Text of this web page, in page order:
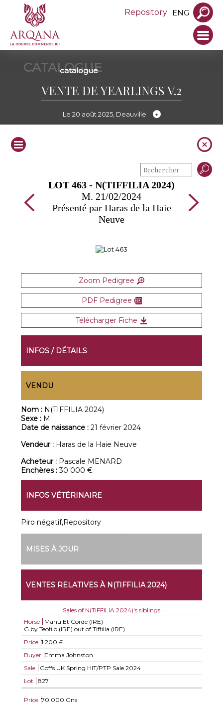
Repository ENG
CATALOGUE
catalogue
VENTE DE YEARLINGS V.2
Le 20 août 2025, Deauville
LOT 463 - N(TIFFILIA 2024)
M. 21/02/2024
Présenté par Haras de la Haie
Neuve
Zoom Pedigree
PDF Pedigree
Télécharger Fiche
INFOS / DÉTAILS
VENDU
Nom : N(TIFFILIA 2024)
Sexe : M.
Date de naissance :21 février 2024
Vendeur : Haras de la Haie Neuve
Acheteur : Pascale MENARD
Enchères :30 000 €
INFOS VÉTÉRINAIRE
Piro négatif,Repository
MISES À JOUR
VENTES RELATIVES À N(TIFFILIA 2024)
Sales of N(TIFFILIA 2024)'s siblings
Horse
Manu Et Corde (IRE)
G by Teofilo (IRE) out of Tiffilia (IRE)
Price 1.200 £
Buyer Emma Johnston
Sale
Goffs UK Spring HIT/PTP Sale 2024
Lot
827
Price 70.000 Gns